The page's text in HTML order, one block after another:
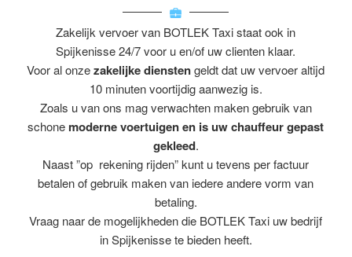
Zakelijk vervoer van BOTLEK Taxi staat ook in
Spijkenisse 24/7 voor u en/of uw clienten klaar.
Voor al onzezakelijke dienstengeldt dat uw vervoer altijd
10 minuten voortijdig aanwezig is.
Zoals u van ons mag verwachten maken gebruik van
schone moderne voertuigen en is uw chauffeur gepast
gekleed.
Naast ”op rekening rijden” kunt u tevens per factuur
betalen of gebruik maken van iedere andere vorm van
betaling.
Vraag naar de mogelijkheden die BOTLEK Taxi uw bedrijf
in Spijkenisse te bieden heeft.